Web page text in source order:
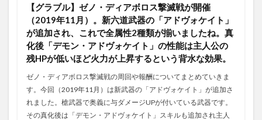
【グラブル】ゼノ・ディアボロス撃滅戦が開催
（2019年11月）。新六道武器の「アドヴォケイト」
が追加され、これで全属性2種類が揃いましたね。真
化後「デモン・アドヴォケイト」の性能は主人公の
残HPが低いほど火力が上昇するという背水な効果。
ゼノ・ディアボロス撃滅戦の周回や報酬についてまとめていきま
す。今回（2019年11月）は新武器の「アドヴォケイト」が追加さ
れました。槍武器で奥義に与ダメージUPが付いている武器です。
その真化後は「デモン・アドヴォケイト」スキルも追加され主人